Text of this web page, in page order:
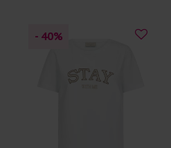
- 40%